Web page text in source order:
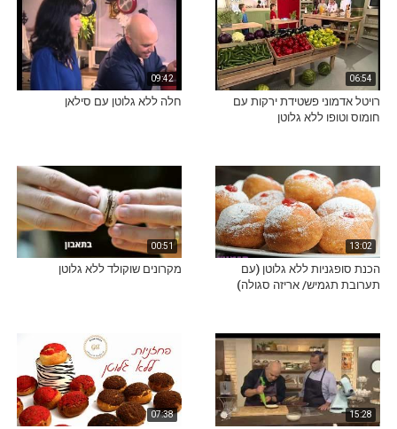
06:54
רויטל אדמוני פשטידת ירקות עם
חומוס וטופו ללא גלוטן
09:42
חלה ללא גלוטן עם סילאן
13:02
הכנת סופגניות ללא גלוטן (עם
תערובת תגמיש/ אריזה סגולה)
00:51
מקרונים שוקולד ללא גלוטן
15:28
07:38